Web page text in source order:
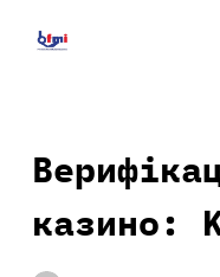
o
oказино: